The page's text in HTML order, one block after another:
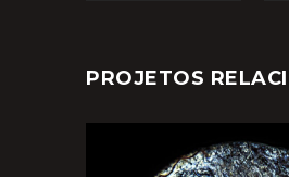
PROJETOS